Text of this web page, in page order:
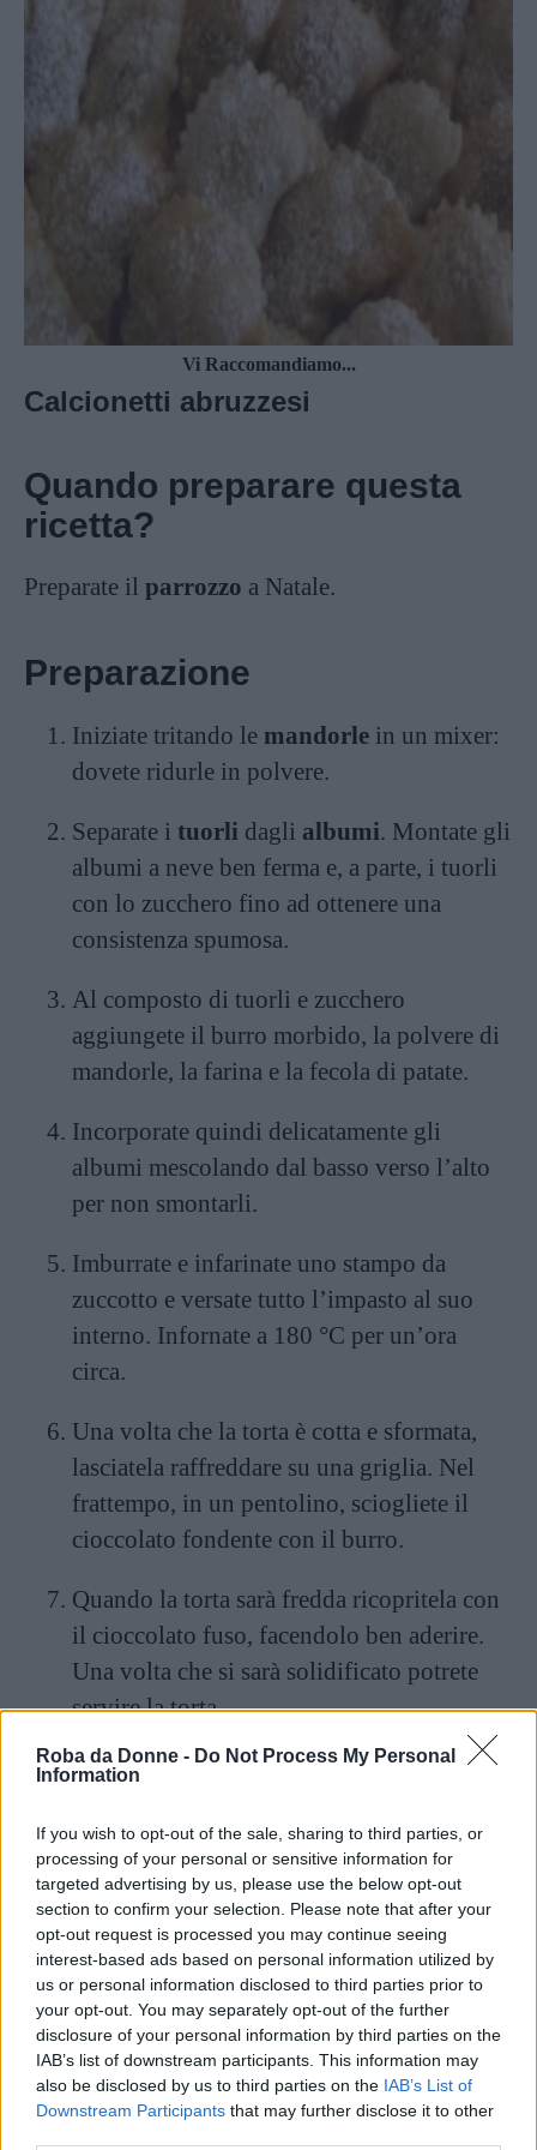
Roba da Donne - Do Not Process My Personal
Information
If you wish to opt-out of the sale, sharing to third parties, or
processing of your personal or sensitive information for
targeted advertising by us, please use the below opt-out
section to confirm your selection. Please note that after your
opt-out request is processed you may continue seeing
interest-based ads based on personal information utilized by
us or personal information disclosed to third parties prior to
your opt-out. You may separately opt-out of the further
disclosure of your personal information by third parties on the
IAB’s list of downstream participants. This information may
also be disclosed by us to third parties on the IAB’s List of
Downstream Participants that may further disclose it to other
Vi Raccomandiamo...
Calcionetti abruzzesi
Quando preparare questa
ricetta?
Preparate il parrozzo a Natale.
Preparazione
Iniziate tritando le mandorle in un mixer:
dovete ridurle in polvere.
Separate i tuorli dagli albumi. Montate gli
albumi a neve ben ferma e, a parte, i tuorli
con lo zucchero fino ad ottenere una
consistenza spumosa.
Al composto di tuorli e zucchero
aggiungete il burro morbido, la polvere di
mandorle, la farina e la fecola di patate.
Incorporate quindi delicatamente gli
albumi mescolando dal basso verso l’alto
per non smontarli.
Imburrate e infarinate uno stampo da
zuccotto e versate tutto l’impasto al suo
interno. Infornate a 180 °C per un’ora
circa.
Una volta che la torta è cotta e sformata,
lasciatela raffreddare su una griglia. Nel
frattempo, in un pentolino, sciogliete il
cioccolato fondente con il burro.
Quando la torta sarà fredda ricopritela con
il cioccolato fuso, facendolo ben aderire.
Una volta che si sarà solidificato potrete
servire la torta.